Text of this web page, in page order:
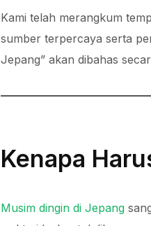
Kami telah merangkum
sumber terpercaya serta
Jepang” akan dibahas
Kenapa
Musim dingin di Jepang